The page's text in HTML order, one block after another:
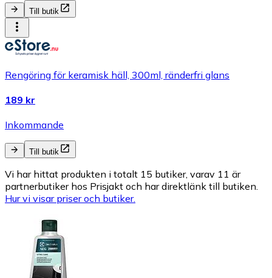
Till butik
Rengöring för keramisk häll, 300ml, ränderfri glans
189 kr
Inkommande
Till butik
Vi har hittat produkten i totalt 15 butiker, varav 11 är
partnerbutiker hos Prisjakt och har direktlänk till butiken.
Hur vi visar priser och butiker.